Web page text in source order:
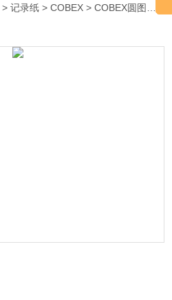
>记录纸 >COBEX > COBEX圆图记录纸W120-0-8